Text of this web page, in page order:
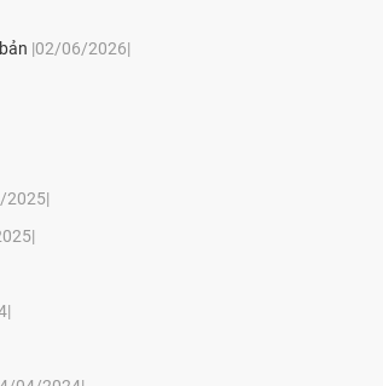
|02/06/2026|
2025|